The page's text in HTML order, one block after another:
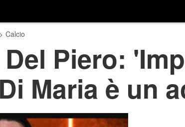
> Calcio
Piero:
Maria è un